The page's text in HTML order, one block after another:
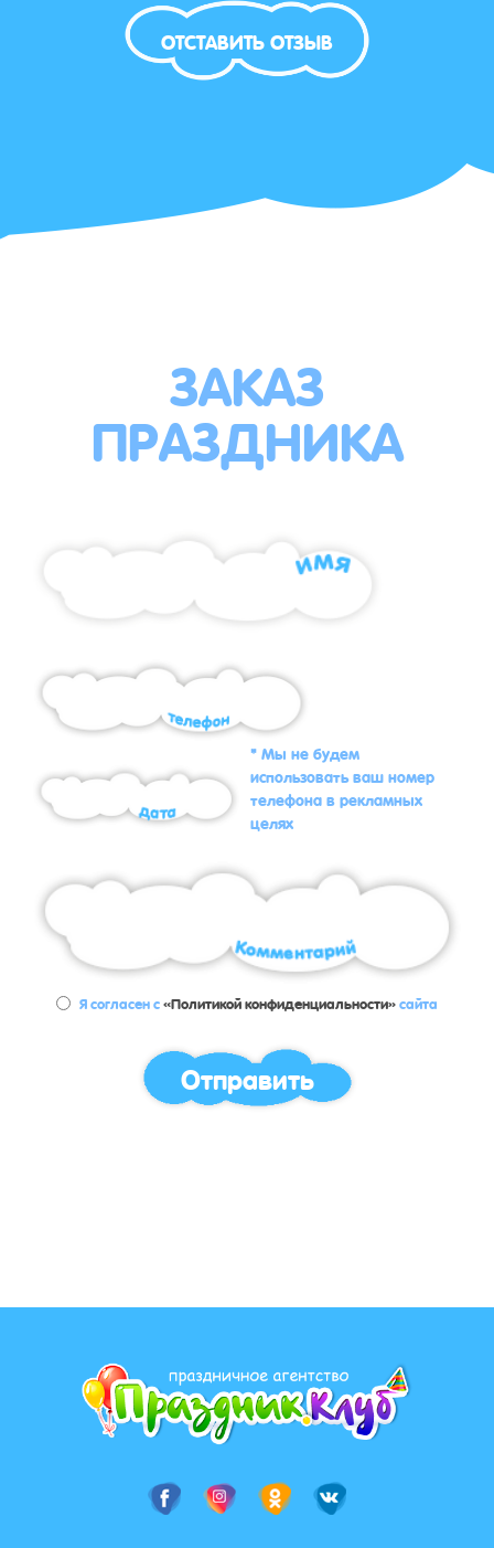
ОТСТАВИТЬ ОТЗЫВ
ЗАКАЗ
ПРАЗДНИКА
* Мы не будем
использовать ваш номер
телефона в рекламных
целях
Я согласен с«Политикой конфиденциальности»сайта
Отправить